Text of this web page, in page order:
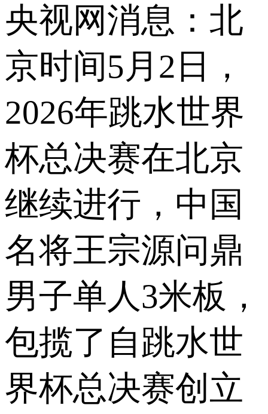
央视网消息：北
京时间5月2日，
2026年跳水世界
杯总决赛在北京
继续进行，中国
名将王宗源问鼎
男子单人3米板，
包揽了自跳水世
界杯总决赛创立